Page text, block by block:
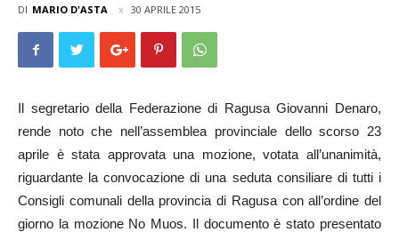
DI MARIO D'ASTA 30 APRILE 2015
Il segretario della Federazione di Ragusa Giovanni Denaro,
rende noto che nell’assemblea provinciale dello scorso 23
aprile è stata approvata una mozione, votata all’unanimità,
riguardante la convocazione di una seduta consiliare di tutti i
Consigli comunali della provincia di Ragusa con all’ordine del
giorno la mozione No Muos. Il documento è stato presentato